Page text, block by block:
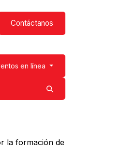
Contáctanos
en línea
la formación de